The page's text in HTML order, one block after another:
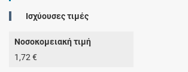
Ισχύουσες τιμές
Νοσοκομειακή τιμή
1,72 €